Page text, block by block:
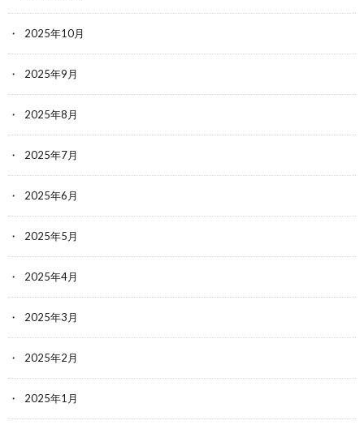
2025年10月
2025年9月
2025年8月
2025年7月
2025年6月
2025年5月
2025年4月
2025年3月
2025年2月
2025年1月